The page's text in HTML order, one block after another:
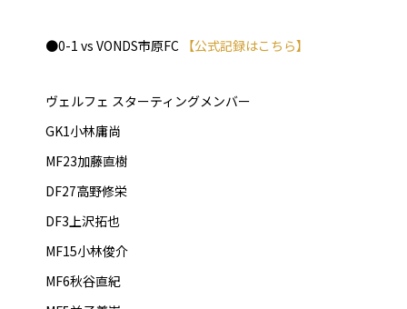
●0-1 vs VONDS市原FC 【公式記録はこちら】
ヴェルフェ スターティングメンバー
GK1小林庸尚
MF23加藤直樹
DF27高野修栄
DF3上沢拓也
MF15小林俊介
MF6秋谷直紀